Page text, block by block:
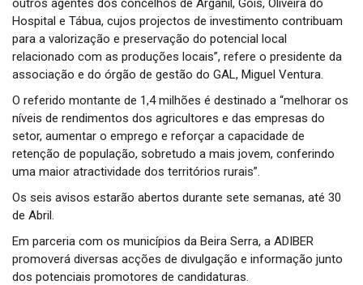
outros agentes dos concelhos de Arganil, Góis, Oliveira do
Hospital e Tábua, cujos projectos de investimento contribuam
para a valorização e preservação do potencial local
relacionado com as produções locais”, refere o presidente da
associação e do órgão de gestão do GAL, Miguel Ventura.
O referido montante de 1,4 milhões é destinado a “melhorar os
níveis de rendimentos dos agricultores e das empresas do
setor, aumentar o emprego e reforçar a capacidade de
retenção de população, sobretudo a mais jovem, conferindo
uma maior atractividade dos territórios rurais”.
Os seis avisos estarão abertos durante sete semanas, até 30
de Abril.
Em parceria com os municípios da Beira Serra, a ADIBER
promoverá diversas acções de divulgação e informação junto
dos potenciais promotores de candidaturas.